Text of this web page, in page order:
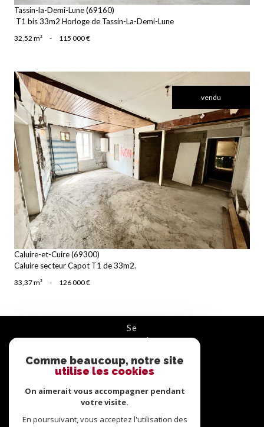
Tassin-la-Demi-Lune (69160)
T1 bis 33m2 Horloge de Tassin-La-Demi-Lune
32,52 m² - 115 000 €
vendu
voir le bien
Caluire-et-Cuire (69300)
Caluire secteur Capot T1 de 33m2.
33,37 m² - 126 000 €
se
connecter
ESPACE PROPRIÉTAIRE
nous
suivre
Comme beaucoup, notre site
utilise les cookies
On aimerait vous accompagner pendant
votre visite.
En poursuivant, vous acceptez l'utilisation des